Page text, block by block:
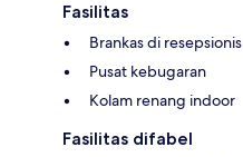
Fasilitas
Brankas di resepsionis
Pusat kebugaran
Kolam renang indoor
Fasilitas difabel